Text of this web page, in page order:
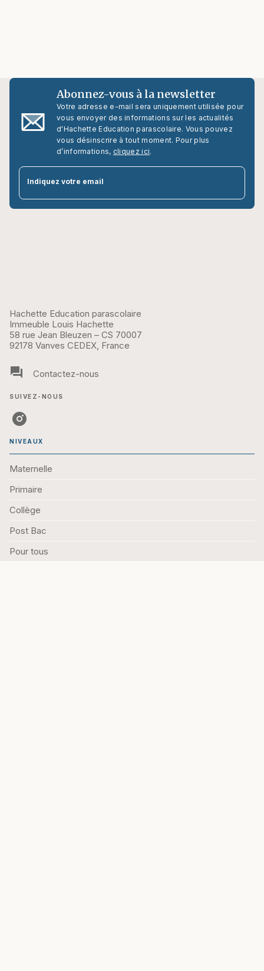
Abonnez-vous à la newsletter
Votre adresse e-mail sera uniquement utilisée pour
vous envoyer des informations sur les actualités
d'Hachette Education parascolaire. Vous pouvez
vous désinscrire à tout moment. Pour plus
d’informations, cliquez ici.
Indiquez votre email
Hachette Education parascolaire
Immeuble Louis Hachette
58 rue Jean Bleuzen – CS 70007
92178 Vanves CEDEX, France
question_answer Contactez-nous
SUIVEZ-NOUS
NIVEAUX
Maternelle
Primaire
Collège
Post Bac
Pour tous